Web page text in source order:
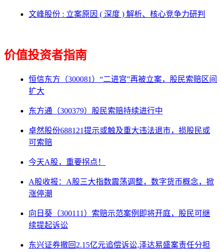
文峰股份 : 立案原因 ( 深度 ) 解析、核心竞争力研判
价值投资者指南
恒信东方（300081）“二进宫”再被立案，股民索赔区间
扩大
东方通（300379）股民索赔持续进行中
卓然股份688121提示或触及重大违法退市，损股民或
可索赔
今天A股，重要拐点！
A股收报：A股三大指数震荡调整，数字货币概念，掀
涨停潮
向日葵（300111）索赔示范案例即将开庭，股民可继
续提起诉讼
东兴证券撤回2.15亿元追偿诉讼,泽达易盛案责任分担